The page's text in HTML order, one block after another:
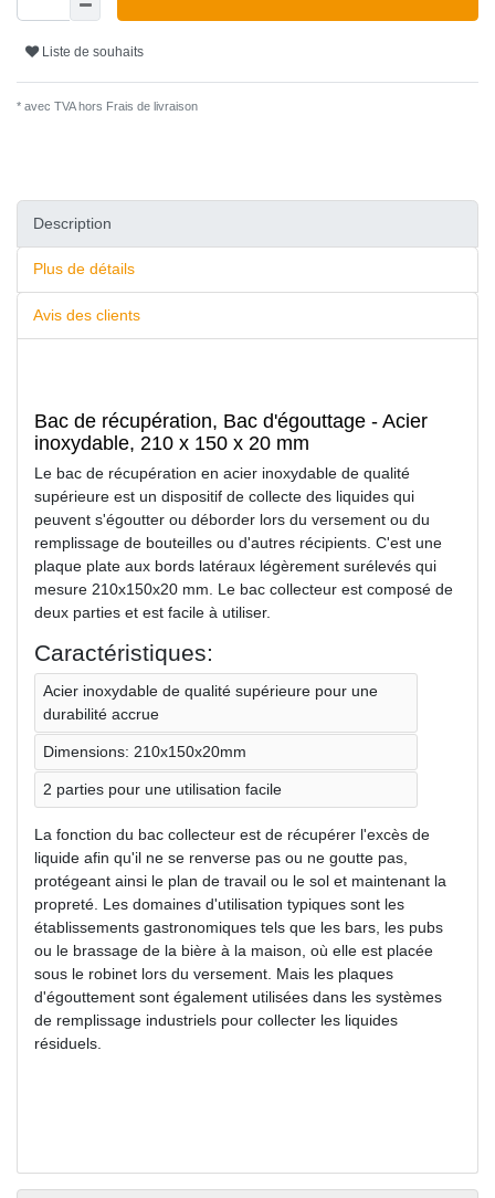
Liste de souhaits
* avec TVA hors Frais de livraison
Description
Plus de détails
Avis des clients
Bac de récupération, Bac d'égouttage - Acier
inoxydable, 210 x 150 x 20 mm
Le bac de récupération en acier inoxydable de qualité
supérieure est un dispositif de collecte des liquides qui
peuvent s'égoutter ou déborder lors du versement ou du
remplissage de bouteilles ou d'autres récipients. C'est une
plaque plate aux bords latéraux légèrement surélevés qui
mesure 210x150x20 mm. Le bac collecteur est composé de
deux parties et est facile à utiliser.
Caractéristiques:
Acier inoxydable de qualité supérieure pour une
durabilité accrue
Dimensions: 210x150x20mm
2 parties pour une utilisation facile
La fonction du bac collecteur est de récupérer l'excès de
liquide afin qu'il ne se renverse pas ou ne goutte pas,
protégeant ainsi le plan de travail ou le sol et maintenant la
propreté. Les domaines d'utilisation typiques sont les
établissements gastronomiques tels que les bars, les pubs
ou le brassage de la bière à la maison, où elle est placée
sous le robinet lors du versement. Mais les plaques
d'égouttement sont également utilisées dans les systèmes
de remplissage industriels pour collecter les liquides
résiduels.